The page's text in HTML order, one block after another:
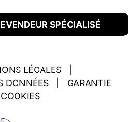
SPÉCIALISÉ
LÉGALES
DONNÉES
GARANTIE
COOKIES